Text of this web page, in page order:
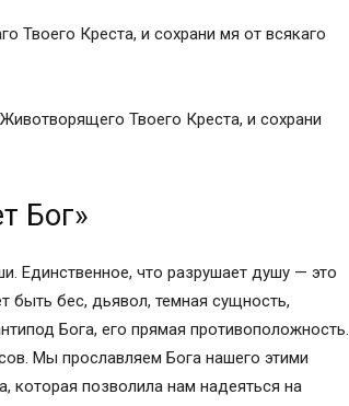
Твоего Креста, и сохрани мя от всякаго
Твоего Креста, и сохрани
Бог»
Единственное, что разрушает душу — это
быть бес, дьявол, темная сущность,
Бога, его прямая противоположность.
Мы прославляем Бога нашего этими
которая позволила нам надеяться на